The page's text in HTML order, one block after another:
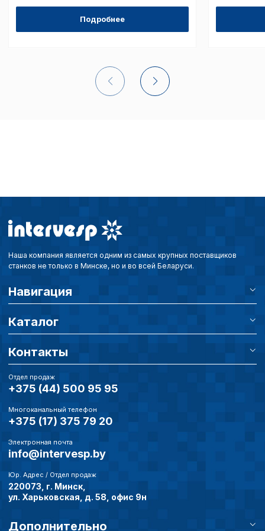
Подробнее
Наша компания является одним из самых крупных поставщиков
станков не только в Минске, но и во всей Беларуси.
Навигация
Каталог
Контакты
Отдел продаж
+375 (44) 500 95 95
Многоканальный телефон
+375 (17) 375 79 20
Электронная почта
info@intervesp.by
Юр. Адрес / Отдел продаж
220073, г. Минск,
ул. Харьковская, д. 58, офис 9н
Дополнительно
пользователей
наиболее и
страницы и